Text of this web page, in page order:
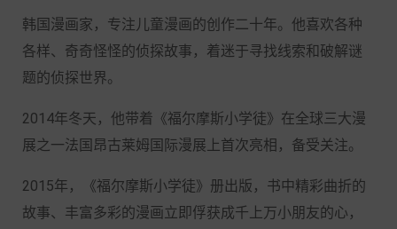
韩国漫画家，专注儿童漫画的创作二十年。他喜欢各种
各样、奇奇怪怪的侦探故事，着迷于寻找线索和破解谜
题的侦探世界。
2014年冬天，他带着《福尔摩斯小学徒》在全球三大漫
展之一法国昂古莱姆国际漫展上首次亮相，备受关注。
2015年，《福尔摩斯小学徒》册出版，书中精彩曲折的
故事、丰富多彩的漫画立即俘获成千上万小朋友的心，